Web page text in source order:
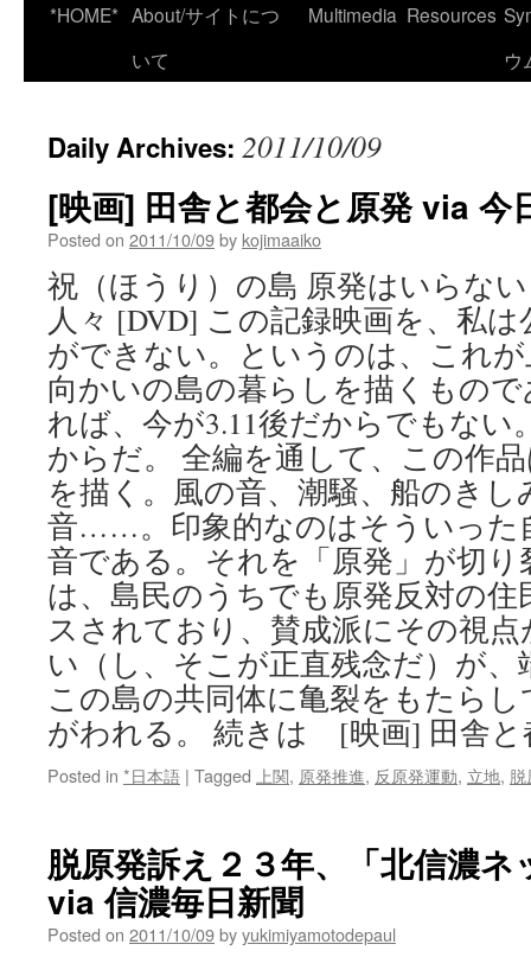
*HOME* About/サイトにつ
いて
Multimedia Resources
ウ
Daily Archives: 2011/10/09
[映画] 田舎と都会と原発 via 今
Posted on 2011/10/09by kojimaaiko
祝（ほうり）の島 原発はいらな
人々 [DVD] この記録映画を、私
ができない。というのは、これ
向かいの島の暮らしを描くもの
れば、今が3.11後だからでもない
からだ。 全編を通して、この作
を描く。風の音、潮騒、船のきし
音……。印象的なのはそういった
音である。それを「原発」が切り
は、島民のうちでも原発反対の
スされており、賛成派にその視
い（し、そこが正直残念だ）が
この島の共同体に亀裂をもたら
がわれる。 続きは [映画] 田舎と
Posted in *日本語 | Tagged 上関, 原発推進, 反原発運動, 立地,
脱原発訴え２３年、「北信濃
via 信濃毎日新聞
Posted on 2011/10/09byyukimiyamotodepaul